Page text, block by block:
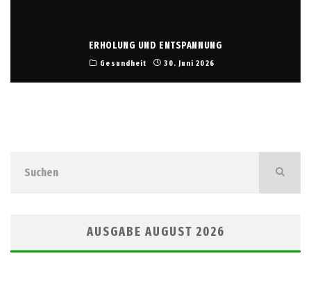
ERHOLUNG UND ENTSPANNUNG
Gesundheit 30. Juni 2026
AUSGABE AUGUST 2026